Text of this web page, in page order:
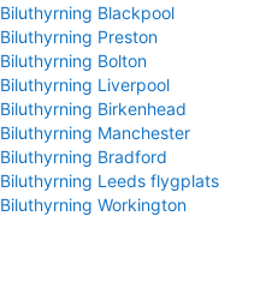
Biluthyrning Blackpool
Biluthyrning Preston
Biluthyrning Bolton
Biluthyrning Liverpool
Biluthyrning Birkenhead
Biluthyrning Manchester
Biluthyrning Bradford
Biluthyrning Leeds flygplats
Biluthyrning Workington